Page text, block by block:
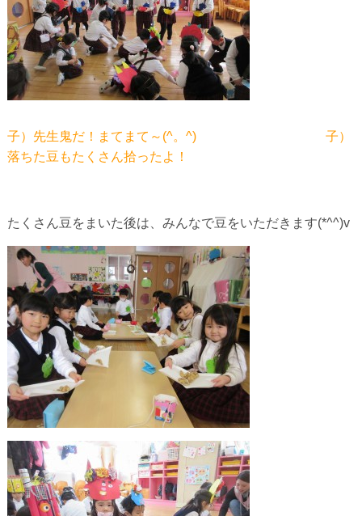
子）先生鬼だ！まてまて～(^。^) 子）
落ちた豆もたくさん拾ったよ！
たくさん豆をまいた後は、みんなで豆をいただきます(*^^)v